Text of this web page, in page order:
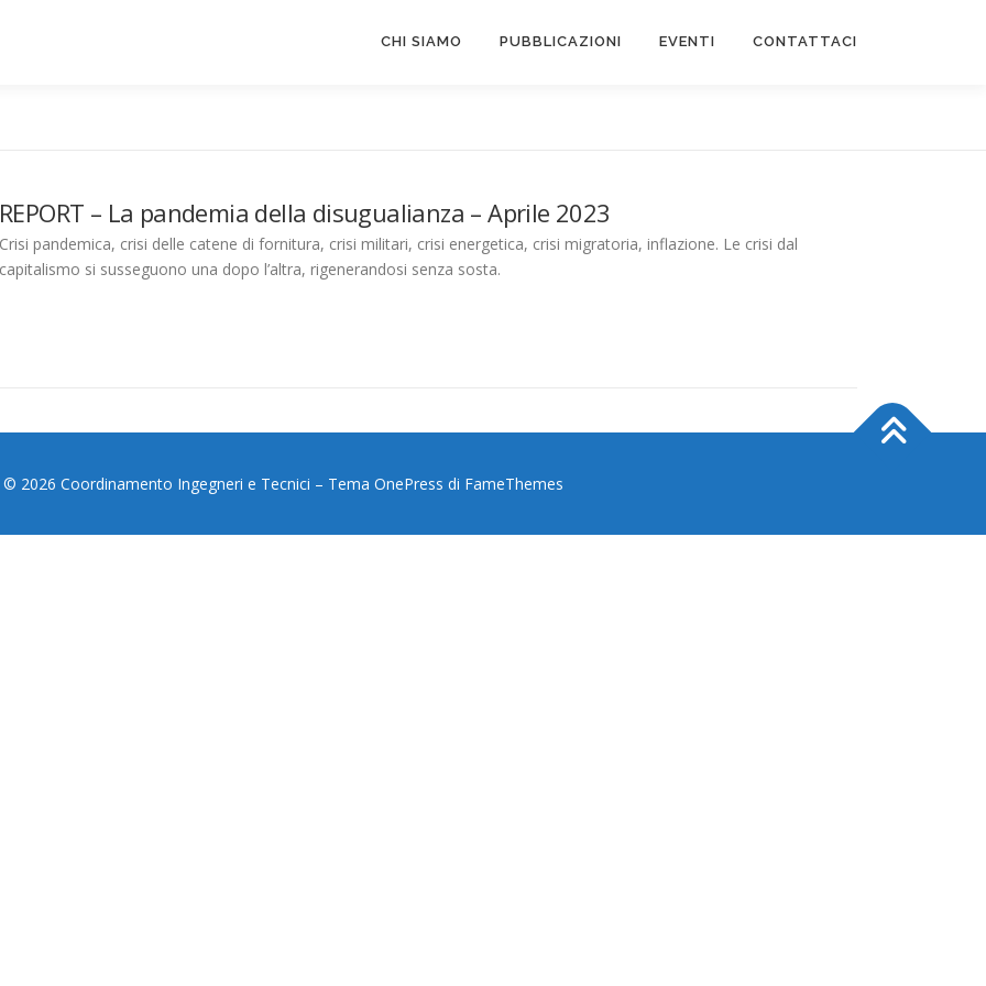
CHI SIAMO PUBBLICAZIONI EVENTI CONTATTACI
REPORT – La pandemia della disugualianza – Aprile 2023
Crisi pandemica, crisi delle catene di fornitura, crisi militari, crisi energetica, crisi migratoria, inflazione. Le crisi dal
capitalismo si susseguono una dopo l’altra, rigenerandosi senza sosta.
2026 Coordinamento Ingegneri e Tecnici – Tema OnePress di FameThemes